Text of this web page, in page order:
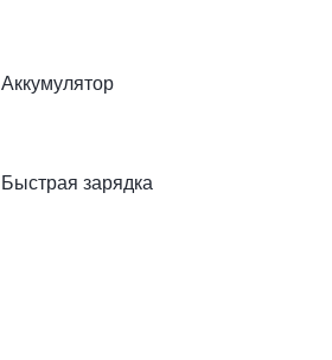
Аккумулятор
Быстрая зарядка